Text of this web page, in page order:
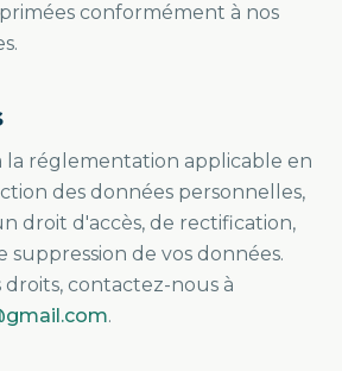
conformément à nos
la réglementation applicable en
des données personnelles,
droit d'accès, de rectification,
suppression de vos données.
contactez-nous à
.